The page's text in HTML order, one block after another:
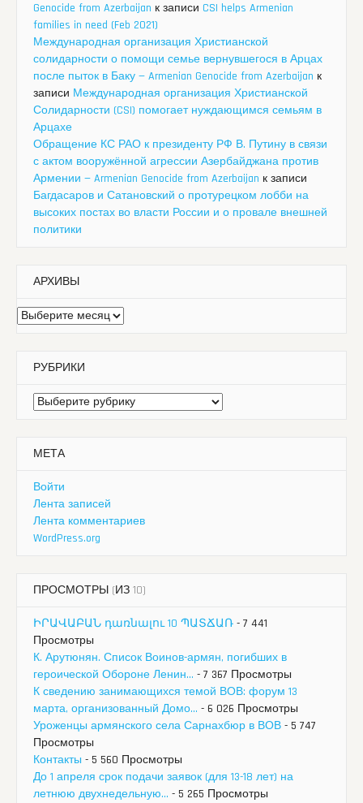
Genocide from Azerbaijan к записи CSI helps Armenian
families in need (Feb 2021)
Международная организация Христианской
солидарности о помощи семье вернувшегося в Арцах
после пыток в Баку — Armenian Genocide from Azerbaijan к
записи Международная организация Христианской
Солидарности (CSI) помогает нуждающимся семьям в
Арцахе
Обращение КС РАО к президенту РФ В. Путину в связи
с актом вооружённой агрессии Азербайджана против
Армении — Armenian Genocide from Azerbaijan к записи
Багдасаров и Сатановский о протурецком лобби на
высоких постах во власти России и о провале внешней
политики
АРХИВЫ
Архивы
РУБРИКИ
Рубрики
МЕТА
Войти
Лента записей
Лента комментариев
WordPress.org
ПРОСМОТРЫ (ИЗ 10)
ԻՐԱՎԱԲԱՆ դառնալու 10 ՊԱՏՃԱՌ - 7 441
Просмотры
К. Арутюнян. Список Воинов-армян, погибших в
героической Обороне Ленин... - 7 367 Просмотры
К сведению занимающихся темой ВОВ: форум 13
марта, организованный Домо... - 6 026 Просмотры
Уроженцы армянского села Сарнахбюр в ВОВ - 5 747
Просмотры
Контакты - 5 560 Просмотры
До 1 апреля срок подачи заявок (для 13-18 лет) на
летнюю двухнедельную... - 5 265 Просмотры